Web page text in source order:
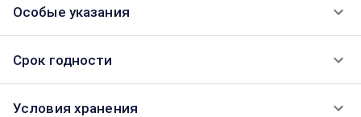
Особые указания
Срок годности
Условия хранения